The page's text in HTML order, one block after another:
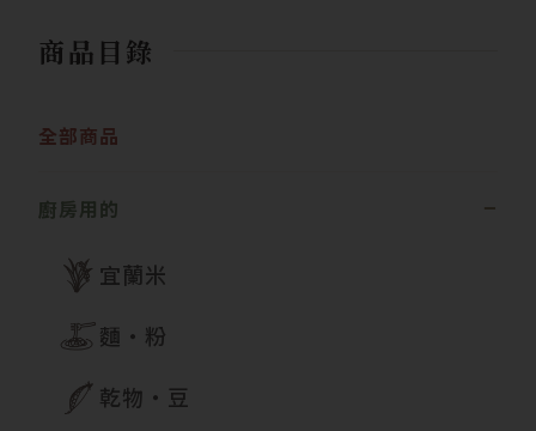
商品目錄
全部商品
廚房用的
宜蘭米
麵・粉
乾物・豆